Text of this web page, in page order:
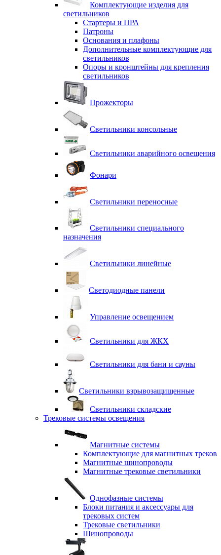
Комплектующие изделия для
светильников
Стартеры и ПРА
Патроны
Основания и плафоны
Дополнительные комплектующие для
светильников
Опоры и кронштейны для крепления
светильников
Прожекторы
Светильники консольные
Светильники аварийного освещения
Фонари
Светильники переносные
Светильники специального
назначения
Светильники линейные
Светодиодные панели
Управление освещением
Светильники для ЖКХ
Светильники для бани и сауны
Светильники взрывозащищенные
Светильники складские
Трековые системы освещения
Магнитные системы
Комплектующие для магнитных треков
Магнитные шинопроводы
Магнитные трековые светильники
Однофазные системы
Блоки питания и аксессуары для
трековых систем
Трековые светильники
Шинопроводы